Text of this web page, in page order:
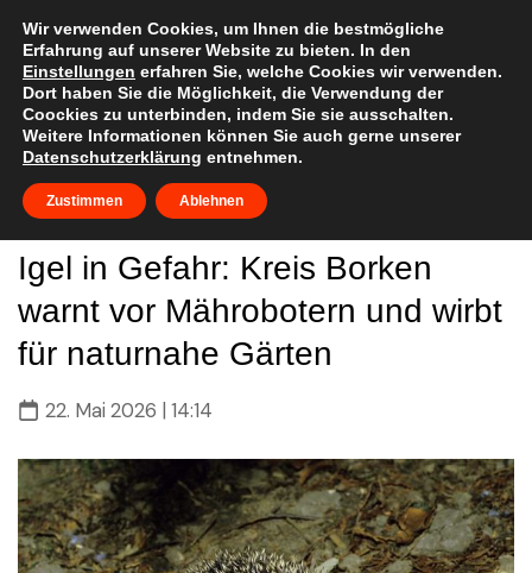
content
Igel in Gefahr: Kreis Borken
warnt vor Mährobotern und wirbt
für naturnahe Gärten
22. Mai 2026 | 14:14
Wir verwenden Cookies, um Ihnen die bestmögliche
Erfahrung auf unserer Website zu bieten. In den
Einstellungen erfahren Sie, welche Cookies wir verwenden.
Dort haben Sie die Möglichkeit, die Verwendung der
Coockies zu unterbinden, indem Sie sie ausschalten.
Weitere Informationen können Sie auch gerne unserer
Datenschutzerklärung entnehmen.
Zustimmen Ablehnen